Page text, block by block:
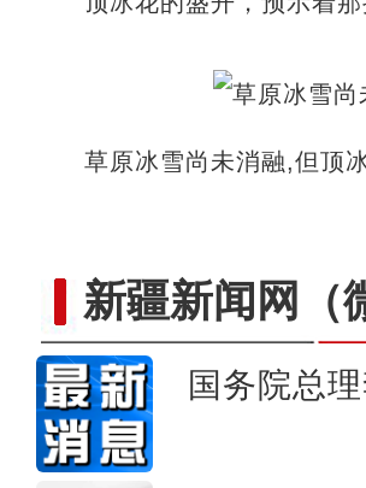
草原冰雪尚未消融,但顶
新疆新闻网
国务院总